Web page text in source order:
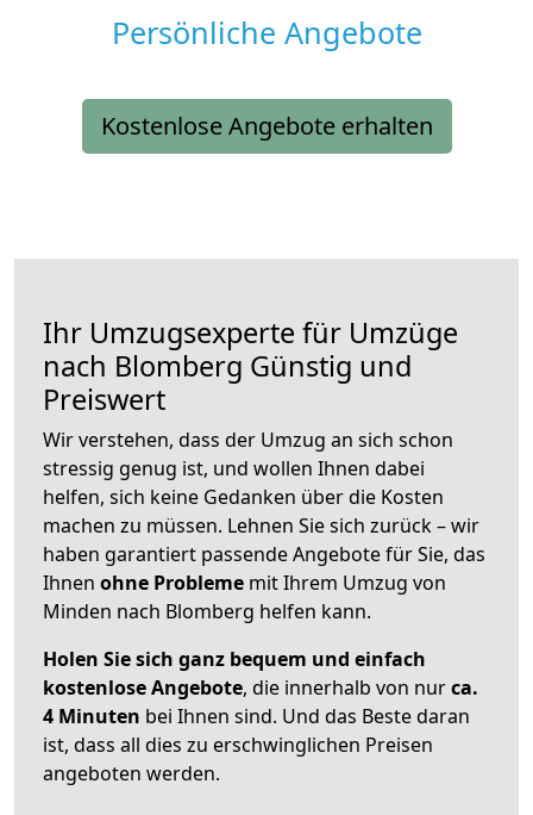
Persönliche Angebote
Kostenlose Angebote erhalten
Ihr Umzugsexperte für Umzüge
nach Blomberg Günstig und
Preiswert
Wir verstehen, dass der Umzug an sich schon
stressig genug ist, und wollen Ihnen dabei
helfen, sich keine Gedanken über die Kosten
machen zu müssen. Lehnen Sie sich zurück – wir
haben garantiert passende Angebote für Sie, das
Ihnen ohne Probleme mit Ihrem Umzug von
Minden nach Blomberg helfen kann.
Holen Sie sich ganz bequem und einfach
kostenlose Angebote, die innerhalb von nurca.
4 Minuten bei Ihnen sind. Und das Beste daran
ist, dass all dies zu erschwinglichen Preisen
angeboten werden.